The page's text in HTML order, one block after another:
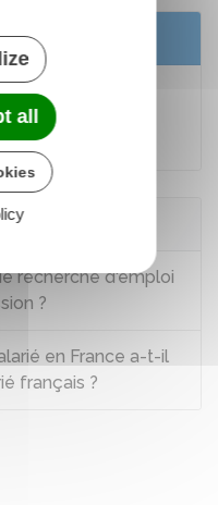
d'heures
préavis pour
recherche d'emploi
?
en France a-t-il
français ?
all